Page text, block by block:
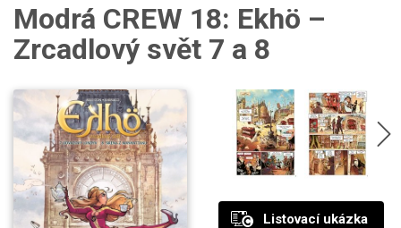
Modrá CREW 18: Ekhö –
Zrcadlový svět 7 a 8
Listovací ukázka